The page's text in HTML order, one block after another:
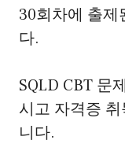
30회차에 출제
다.
SQLD CBT 문
시고 자격증
니다.